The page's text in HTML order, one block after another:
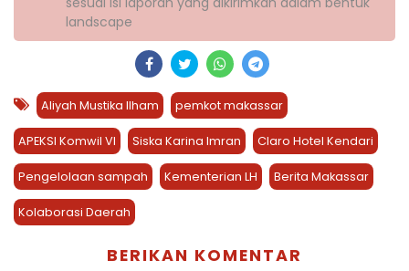
landscape
Aliyah Mustika Ilham pemkot makassar
APEKSI Komwil VI Siska Karina Imran Claro Hotel Kendari
Pengelolaan sampah Kementerian LH Berita Makassar
Kolaborasi Daerah
BERIKAN KOMENTAR